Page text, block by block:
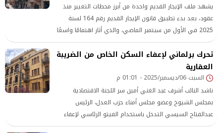
يشهد ملف الإيجار القديم واحدة من أبرز محطات التغيير منذ
عقود، بعد بدء تطبيق قانون الإيجار القديم رقم 164 لسنة
2025 في الأول من سبتمبر الماضي، والذي أثار اهتمامًا واسعًا
بين المواطنين، خاصة أنه يمثل أول إعادة تنظيم شاملة للقيمة
الإيجارية منذ فترات طويلة. ويعمل كل منطقة.
تحرك برلماني لإعفاء السكن الخاص من الضريبة
العقارية
السبت 06/ديسمبر/2025 - 01:01 م
ناشد النائب أشرف عبد الغني أمين سر اللجنة الاقتصادية
بمجلس الشيوخ وعضو مجلس أمناء حزب العدل، الرئيس
عبدالفتاح السيسي التدخل باستخدام الفيتو الرئاسي لإعفاء
السكن الخاص من الضريبة العقارية دون شروط وذلك ضمن